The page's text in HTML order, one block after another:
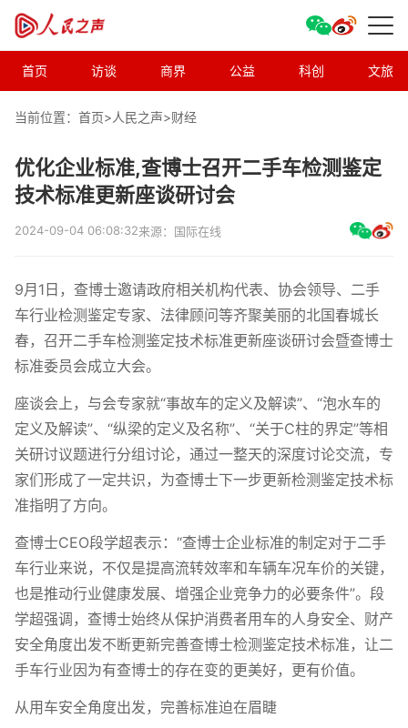
首页 访谈 商界 公益 科创 文旅
当前位置：首页>人民之声>财经
优化企业标准,查博士召开二手车检测鉴定
技术标准更新座谈研讨会
2024-09-04 06:08:32来源：国际在线
9月1日，查博士邀请政府相关机构代表、协会领导、二手
车行业检测鉴定专家、法律顾问等齐聚美丽的北国春城长
春，召开二手车检测鉴定技术标准更新座谈研讨会暨查博士
标准委员会成立大会。
座谈会上，与会专家就“事故车的定义及解读”、“泡水车的
定义及解读”、“纵梁的定义及名称”、“关于C柱的界定”等相
关研讨议题进行分组讨论，通过一整天的深度讨论交流，专
家们形成了一定共识，为查博士下一步更新检测鉴定技术标
准指明了方向。
查博士CEO段学超表示：“查博士企业标准的制定对于二手
车行业来说，不仅是提高流转效率和车辆车况车价的关键，
也是推动行业健康发展、增强企业竞争力的必要条件”。段
学超强调，查博士始终从保护消费者用车的人身安全、财产
安全角度出发不断更新完善查博士检测鉴定技术标准，让二
手车行业因为有查博士的存在变的更美好，更有价值。
从用车安全角度出发，完善标准迫在眉睫